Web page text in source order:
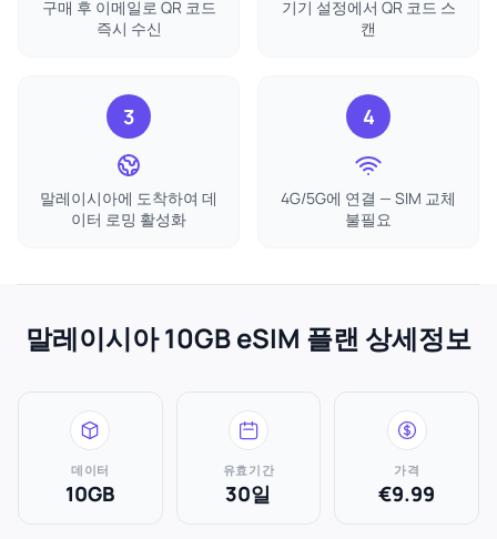
구매 후 이메일로 QR 코드
즉시 수신
기기 설정에서 QR 코드 스
캔
3
말레이시아에 도착하여 데
이터 로밍 활성화
4
4G/5G에 연결 — SIM 교체
불필요
말레이시아 10GB eSIM 플랜 상세정보
데이터
10GB
유효기간
30일
가격
€9.99